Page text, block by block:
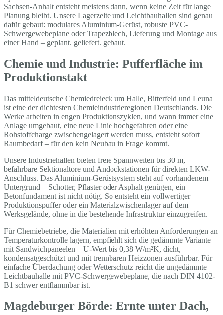
Sachsen-Anhalt entsteht meistens dann, wenn keine Zeit für lange
Planung bleibt. Unsere Lagerzelte und Leichtbauhallen sind genau
dafür gebaut: modulares Aluminium-Gerüst, robuste PVC-
Schwergewebeplane oder Trapezblech, Lieferung und Montage aus
einer Hand – geplant. geliefert. gebaut.
Chemie und Industrie: Pufferfläche im
Produktionstakt
Das mitteldeutsche Chemiedreieck um Halle, Bitterfeld und Leuna
ist eine der dichtesten Chemieindustrieregionen Deutschlands. Die
Werke arbeiten in engen Produktionszyklen, und wann immer eine
Anlage umgebaut, eine neue Linie hochgefahren oder eine
Rohstoffcharge zwischengelagert werden muss, entsteht sofort
Raumbedarf – für den kein Neubau in Frage kommt.
Unsere Industriehallen bieten freie Spannweiten bis 30 m,
befahrbare Sektionaltore und Andockstationen für direkten LKW-
Anschluss. Das Aluminium-Gerüstsystem steht auf vorhandenem
Untergrund – Schotter, Pflaster oder Asphalt genügen, ein
Betonfundament ist nicht nötig. So entsteht ein vollwertiger
Produktionspuffer oder ein Materialzwischenlager auf dem
Werksgelände, ohne in die bestehende Infrastruktur einzugreifen.
Für Chemiebetriebe, die Materialien mit erhöhten Anforderungen an
Temperaturkontrolle lagern, empfiehlt sich die gedämmte Variante
mit Sandwichpaneelen – U-Wert bis 0,38 W/m²K, dicht,
kondensatgeschützt und mit trennbaren Heizzonen ausführbar. Für
einfache Überdachung oder Wetterschutz reicht die ungedämmte
Leichtbauhalle mit PVC-Schwergewebeplane, die nach DIN 4102-
B1 schwer entflammbar ist.
Magdeburger Börde: Ernte unter Dach,